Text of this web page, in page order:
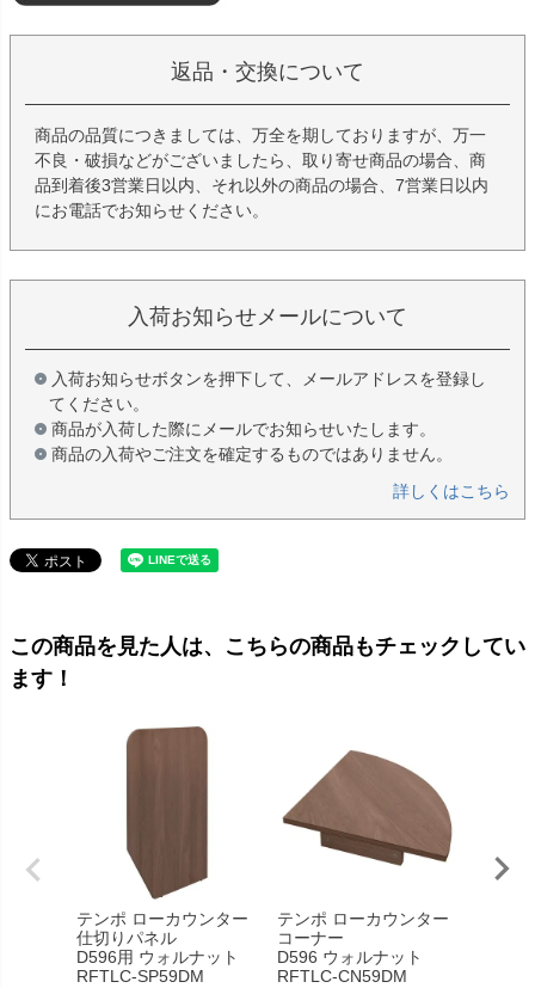
返品・交換について
商品の品質につきましては、万全を期しておりますが、万一
不良・破損などがございましたら、取り寄せ商品の場合、商
品到着後3営業日以内、それ以外の商品の場合、7営業日以内
にお電話でお知らせください。
入荷お知らせメールについて
入荷お知らせボタンを押下して、メールアドレスを登録し
てください。
商品が入荷した際にメールでお知らせいたします。
商品の入荷やご注文を確定するものではありません。
詳しくはこちら
この商品を見た人は、こちらの商品もチェックしてい
ます！
テンポ ローカウンター
仕切りパネル
D596用 ウォルナット
RFTLC-SP59DM
テンポ ローカウンター
コーナー
D596 ウォルナット
RFTLC-CN59DM